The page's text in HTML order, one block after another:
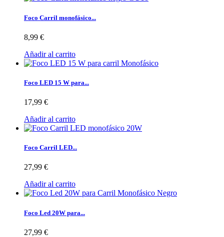
Foco Carril monofásico...
8,99 €
Añadir al carrito
Foco LED 15 W para...
17,99 €
Añadir al carrito
Foco Carril LED...
27,99 €
Añadir al carrito
Foco Led 20W para...
27,99 €